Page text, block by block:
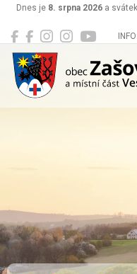
Dnes je 8. srpna 2026 a
Zašová